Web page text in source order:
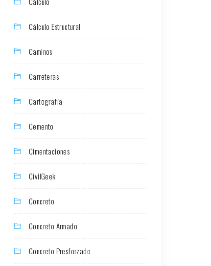
Cálculo Estructural
Caminos
Carreteras
Cartografía
Cemento
Cimentaciones
CivilGeek
Concreto
Concreto Armado
Concreto Presforzado